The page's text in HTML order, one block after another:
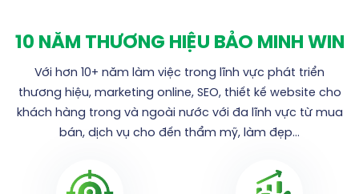
10 NĂM THƯƠNG HIỆU BẢO MINH WIN
Với hơn 10+ năm làm việc trong lĩnh vực phát triển
thương hiệu, marketing online, SEO, thiết kế website cho
khách hàng trong và ngoài nước với đa lĩnh vực từ mua
bán, dịch vụ cho đến thẩm mỹ, làm đẹp…